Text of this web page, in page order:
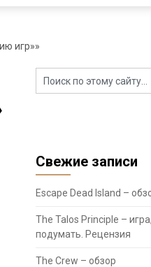
игр»»
Свежие записи
Escape Dead Island –
The Talos Principle –
подумать. Рецензия
The Crew – обзор